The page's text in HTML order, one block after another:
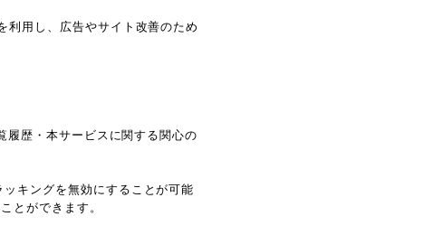
利用し、広告やサイト改善のため
歴・本サービスに関する関心の
キングを無効にすることが可能
とができます。